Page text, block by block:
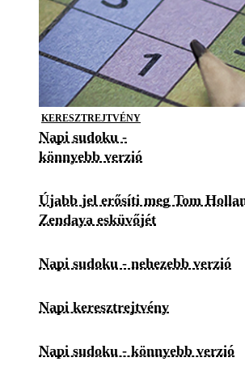
KERESZTREJTVÉNY
Napi sudoku -
könnyebb verzió
Újabb jel erősíti meg Tom
Zendaya esküvőjét
Napi sudoku - nehezebb verzió
Napi keresztrejtvény
Napi sudoku - könnyebb verzió